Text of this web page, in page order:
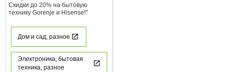
Скидки до 20% на бытовую
технику Gorenje и Hisense!"
Дом и сад, разное
Электроника, бытовая
техника, разное